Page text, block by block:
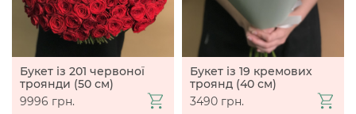
Букет із 201 червоної
троянди (50 см)
9996 грн.
Букет із 19 кремових
троянд (40 см)
3490 грн.